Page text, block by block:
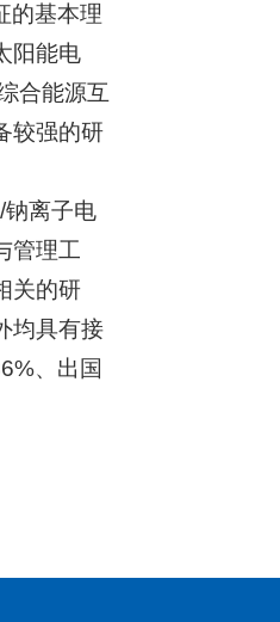
的基本理
阳能电
合能源互
较强的研
离子电
管理工
关的研
均具有接
、出国